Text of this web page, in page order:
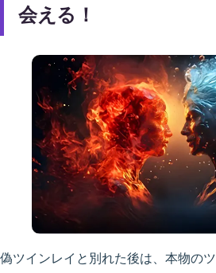
会える！
偽ツインレイと別れた後は、本物の